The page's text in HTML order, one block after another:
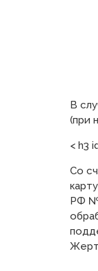
В
(при
< h3
Со
РФ №